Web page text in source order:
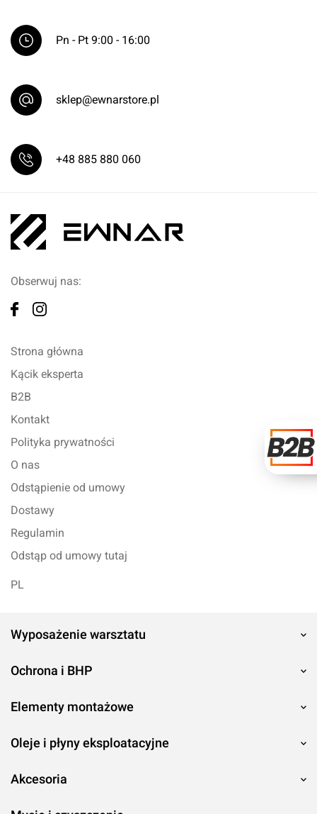
Pn - Pt 9:00 - 16:00
sklep@ewnarstore.pl
+48 885 880 060
Obserwuj nas:
Strona główna
Kącik eksperta
B2B
Kontakt
Polityka prywatności
O nas
Odstąpienie od umowy
Dostawy
Regulamin
Odstąp od umowy tutaj
PL
Wyposażenie warsztatu
Ochrona i BHP
Elementy montażowe
Oleje i płyny eksploatacyjne
Akcesoria